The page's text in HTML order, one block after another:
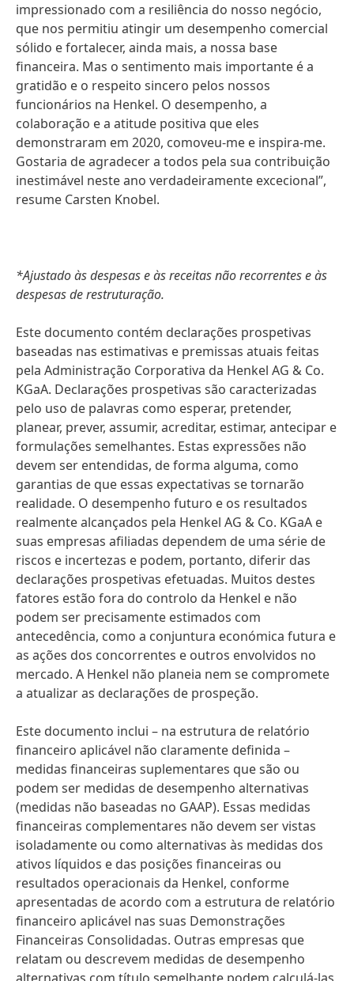
impressionado com a resiliência do nosso negócio,
que nos permitiu atingir um desempenho comercial
sólido e fortalecer, ainda mais, a nossa base
financeira. Mas o sentimento mais importante é a
gratidão e o respeito sincero pelos nossos
funcionários na Henkel. O desempenho, a
colaboração e a atitude positiva que eles
demonstraram em 2020, comoveu-me e inspira-me.
Gostaria de agradecer a todos pela sua contribuição
inestimável neste ano verdadeiramente excecional”,
resume Carsten Knobel.
*Ajustado às despesas e às receitas não recorrentes e às
despesas de restruturação.
Este documento contém declarações prospetivas
baseadas nas estimativas e premissas atuais feitas
pela Administração Corporativa da Henkel AG & Co.
KGaA. Declarações prospetivas são caracterizadas
pelo uso de palavras como esperar, pretender,
planear, prever, assumir, acreditar, estimar, antecipar e
formulações semelhantes. Estas expressões não
devem ser entendidas, de forma alguma, como
garantias de que essas expectativas se tornarão
realidade. O desempenho futuro e os resultados
realmente alcançados pela Henkel AG & Co. KGaA e
suas empresas afiliadas dependem de uma série de
riscos e incertezas e podem, portanto, diferir das
declarações prospetivas efetuadas. Muitos destes
fatores estão fora do controlo da Henkel e não
podem ser precisamente estimados com
antecedência, como a conjuntura económica futura e
as ações dos concorrentes e outros envolvidos no
mercado. A Henkel não planeia nem se compromete
a atualizar as declarações de prospeção.
Este documento inclui – na estrutura de relatório
financeiro aplicável não claramente definida –
medidas financeiras suplementares que são ou
podem ser medidas de desempenho alternativas
(medidas não baseadas no GAAP). Essas medidas
financeiras complementares não devem ser vistas
isoladamente ou como alternativas às medidas dos
ativos líquidos e das posições financeiras ou
resultados operacionais da Henkel, conforme
apresentadas de acordo com a estrutura de relatório
financeiro aplicável nas suas Demonstrações
Financeiras Consolidadas. Outras empresas que
relatam ou descrevem medidas de desempenho